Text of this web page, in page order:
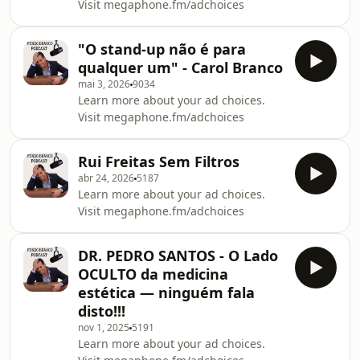
00:03:00 Saída da Ryanair — impacto
económico nos Açores 00:05:00
Manhãs da C
Visit megaphone.fm/adchoices
"O stand-up não é para
qualquer um" - Carol Branco
mai 3, 20269034
Learn more about your ad choices.
Visit megaphone.fm/adchoices
Rui Freitas Sem Filtros
abr 24, 2026 5187
Learn more about your ad choices.
Visit megaphone.fm/adchoices
DR. PEDRO SANTOS - O Lado
OCULTO da medicina
estética — ninguém fala
disto!!!
nov 1, 2025 5191
Learn more about your ad choices.